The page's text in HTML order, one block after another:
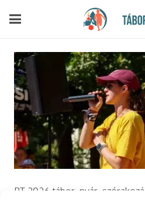
PT 2026 tábor, nyár,